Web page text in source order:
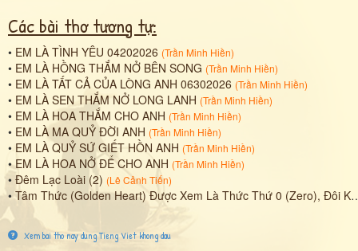
Các bài thơ tương tự:
• EM LÀ TÌNH YÊU 04202026 (Trần Minh Hiền)
• EM LÀ HỒNG THẮM NỞ BÊN SONG (Trần Minh Hiền)
• EM LÀ TẤT CẢ CỦA LÒNG ANH 06302026 (Trần Minh Hiền)
• EM LÀ SEN THẮM NỞ LONG LANH (Trần Minh Hiền)
• EM LÀ HOA THẮM CHO ANH (Trần Minh Hiền)
• EM LÀ MA QUỶ ĐỜI ANH (Trần Minh Hiền)
• EM LÀ QUỶ SỨ GIẾT HỒN ANH (Trần Minh Hiền)
•EM LÀ HOA NỞ ĐỂ CHO ANH (Trần Minh Hiền)
• Đêm Lạc Loài (2) (Lê Cảnh Tiến)
•Tâm Thức (Golden Heart) Được Xem Là Thức Thứ 0 (Zero), Đôi Khi Nó Còn Được Định Nghĩa Như Tính Dục (Desire Nature), Hay Phật Tính (Buddha Nature),.
Xem bai tho nay dung Tieng Viet khong dau